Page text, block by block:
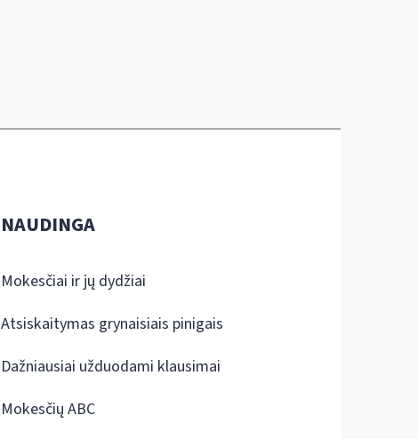
NAUDINGA
Mokesčiai ir jų dydžiai
Atsiskaitymas grynaisiais pinigais
Dažniausiai užduodami klausimai
Mokesčių ABC